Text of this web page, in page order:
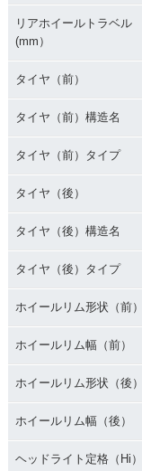
リアホイールトラベル
(mm）
タイヤ（前）
タイヤ（前）構造名
タイヤ（前）タイプ
タイヤ（後）
タイヤ（後）構造名
タイヤ（後）タイプ
ホイールリム形状（前）
ホイールリム幅（前）
ホイールリム形状（後）
ホイールリム幅（後）
ヘッドライト定格（Hi）